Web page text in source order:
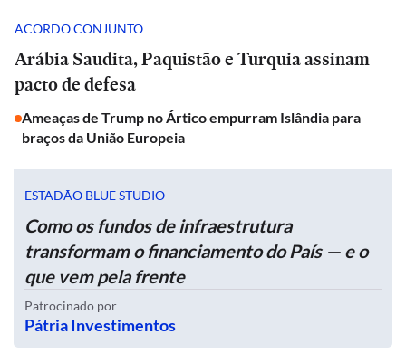
ACORDO CONJUNTO
Arábia Saudita, Paquistão e Turquia assinam
pacto de defesa
Ameaças de Trump no Ártico empurram Islândia para
braços da União Europeia
ESTADÃO BLUE STUDIO
Como os fundos de infraestrutura
transformam o financiamento do País — e o
que vem pela frente
Patrocinado por
Pátria Investimentos